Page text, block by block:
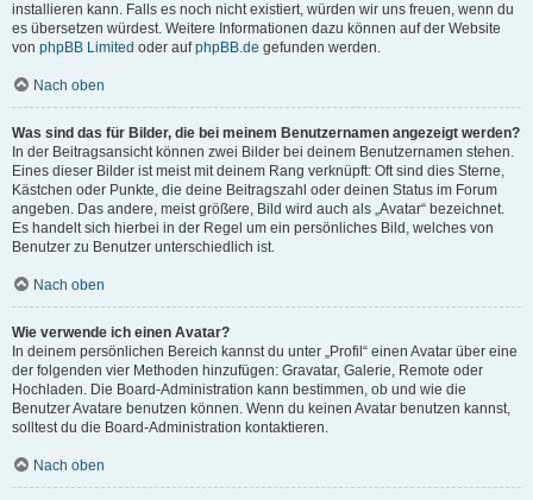
installieren kann. Falls es noch nicht existiert, würden wir uns freuen, wenn du
es übersetzen würdest. Weitere Informationen dazu können auf der Website
von phpBB Limited oder aufphpBB.de gefunden werden.
Nach oben
Was sind das für Bilder, die bei meinem Benutzernamen angezeigt werden?
In der Beitragsansicht können zwei Bilder bei deinem Benutzernamen stehen.
Eines dieser Bilder ist meist mit deinem Rang verknüpft: Oft sind dies Sterne,
Kästchen oder Punkte, die deine Beitragszahl oder deinen Status im Forum
angeben. Das andere, meist größere, Bild wird auch als „Avatar“ bezeichnet.
Es handelt sich hierbei in der Regel um ein persönliches Bild, welches von
Benutzer zu Benutzer unterschiedlich ist.
Nach oben
Wie verwende ich einen Avatar?
In deinem persönlichen Bereich kannst du unter „Profil“ einen Avatar über eine
der folgenden vier Methoden hinzufügen: Gravatar, Galerie, Remote oder
Hochladen. Die Board-Administration kann bestimmen, ob und wie die
Benutzer Avatare benutzen können. Wenn du keinen Avatar benutzen kannst,
solltest du die Board-Administration kontaktieren.
Nach oben